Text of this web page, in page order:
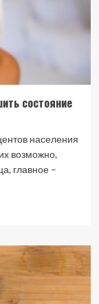
состояние
населения
возможно,
главное –